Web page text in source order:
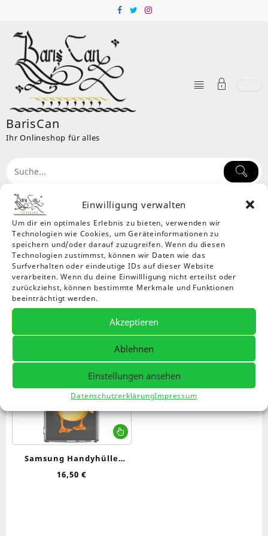
Einwilligung verwalten
Um dir ein optimales Erlebnis zu bieten, verwenden wir
Technologien wie Cookies, um Geräteinformationen zu
speichern und/oder darauf zuzugreifen. Wenn du diesen
Technologien zustimmst, können wir Daten wie das
Surfverhalten oder eindeutige IDs auf dieser Website
verarbeiten. Wenn du deine Einwillligung nicht erteilst oder
zurückziehst, können bestimmte Merkmale und Funktionen
beeinträchtigt werden.
Akzeptieren
Ablehnen
Einstellungen ansehen
DatenschutzerklärungImpressum
content
BarisCan
Ihr Onlineshop für alles
Kategorie:Elektro
Home Produkte Elektro
Computer, PC, Monitor, Software, CD, Grafikkarte,
Einzelnes Ergebnis wird angezeigt
Samsung Handyhülle
„Augustus“
16,50€